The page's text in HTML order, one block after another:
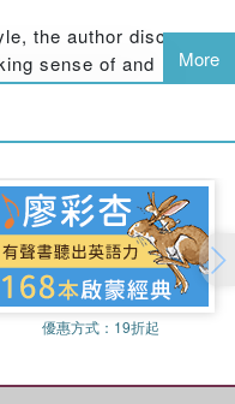
the author discusses
sense of and
into learning key
issues.
in handling qualitative
data
data to
data visualizations
software’ space that
More
優惠方式： 19折起